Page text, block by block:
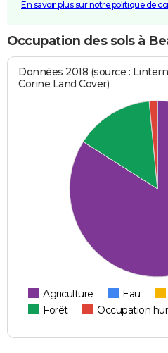
En savoir plus sur notre politique de
Occupation des sols à
Données 2018 (source :
Corine Land Cover)
Agriculture Eau
Forêt
Occupation